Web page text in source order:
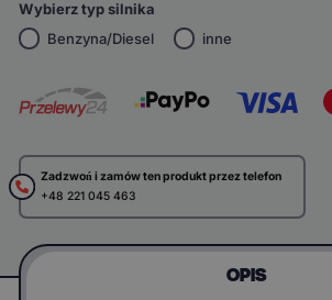
Wybierz typ silnika
Benzyna/Diesel
inne
Zadzwoń i zamów ten produkt przez telefon
+48 221 045 463
OPIS